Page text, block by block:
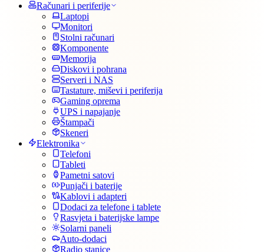
Računari i periferije
Laptopi
Monitori
Stolni računari
Komponente
Memorija
Diskovi i pohrana
Serveri i NAS
Tastature, miševi i periferija
Gaming oprema
UPS i napajanje
Štampači
Skeneri
Elektronika
Telefoni
Tableti
Pametni satovi
Punjači i baterije
Kablovi i adapteri
Dodaci za telefone i tablete
Rasvjeta i baterijske lampe
Solarni paneli
Auto-dodaci
Radio stanice